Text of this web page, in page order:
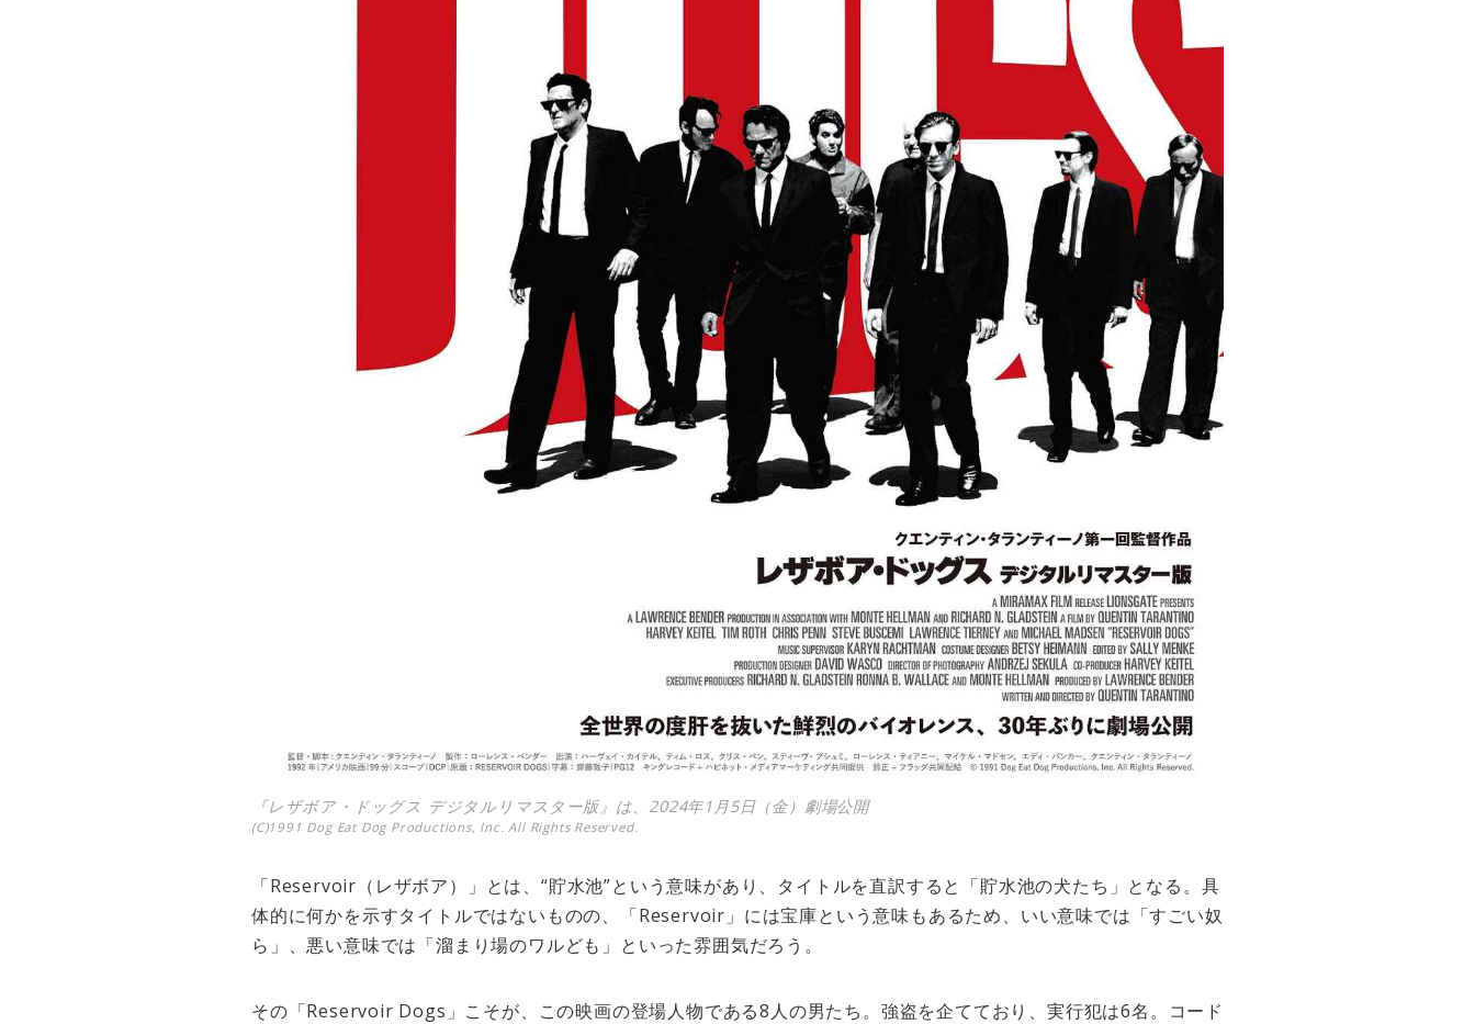
『レザボア・ドッグス デジタルリマスター版』は、2024年1月5日（金）劇場公開
(C)1991 Dog Eat Dog Productions, Inc. All Rights Reserved.
「Reservoir（レザボア）」とは、“貯水池”という意味があり、タイトルを直訳すると「貯水池の犬たち」となる。具
体的に何かを示すタイトルではないものの、「Reservoir」には宝庫という意味もあるため、いい意味では「すごい奴
ら」、悪い意味では「溜まり場のワルども」といった雰囲気だろう。
その「Reservoir Dogs」こそが、この映画の登場人物である8人の男たち。強盗を企てており、実行犯は6名。コード